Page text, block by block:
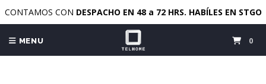
CONTAMOS CON DESPACHO EN 48 a 72 HRS. HABÍLES EN STGO
MENU 0